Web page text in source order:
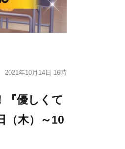
2021年10月14日 16時
『優しくて
（木）～10